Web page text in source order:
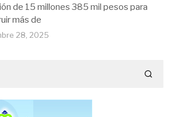
de 15 millones 385 mil pesos para
más de
28, 2025